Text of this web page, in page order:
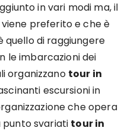
in vari modi ma, il
preferito e che è
quello di raggiungere
le imbarcazioni dei
organizzano tour in
escursioni in
che opera
svariati tour in